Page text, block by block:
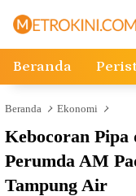
Beranda
Beranda Ekonomi
Kebocoran
Perumda AM
Tampung Air